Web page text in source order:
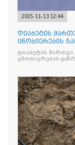
2025-11-13 12:44
დიაბეტის
ცნობიერების
გაუმჯობესების
დიაბეტის
ცნობიერების